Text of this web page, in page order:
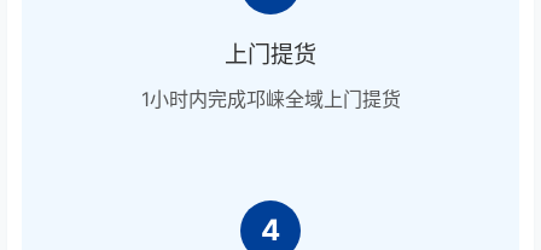
上门提货
1小时内完成邛崃全域上门提货
4